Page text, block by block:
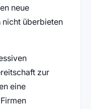
neue
nicht überbieten
zur
eine